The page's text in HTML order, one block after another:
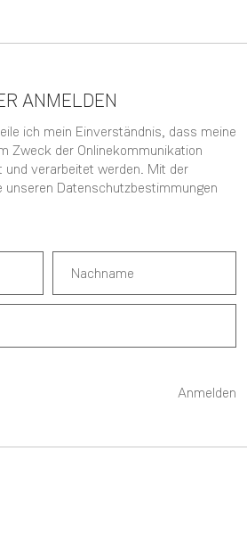
ANMELDEN
ich mein Einverständnis, dass meine
Zweck der Onlinekommunikation
verarbeitet werden. Mit der
unseren Datenschutzbestimmungen
Anmelden